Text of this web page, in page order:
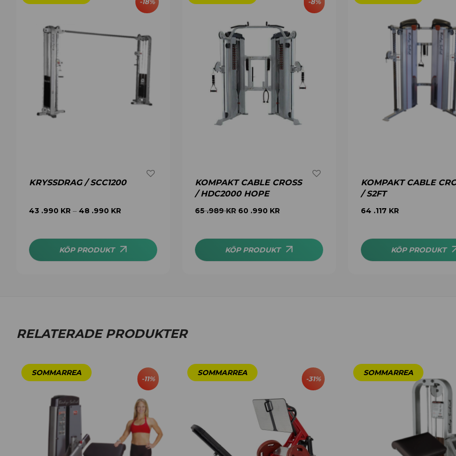
KRYSSDRAG / SCC1200
43 .990 KR – 48 .990 KR
KÖP PRODUKT
KOMPAKT CABLE CROSS
/ HDC2000 HOPE
65 .989KR 60 .990 KR
KÖP PRODUKT
KOMPAKT CABLE
/ S2FT
64 .117 KR
KÖP PRODUKT
RELATERADE PRODUKTER
-11% -31%